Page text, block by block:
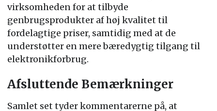
virksomheden for at tilbyde
genbrugsprodukter af høj kvalitet til
fordelagtige priser, samtidig med at de
understøtter en mere bæredygtig tilgang til
elektronikforbrug.
Afsluttende Bemærkninger
Samlet set tyder kommentarerne på, at